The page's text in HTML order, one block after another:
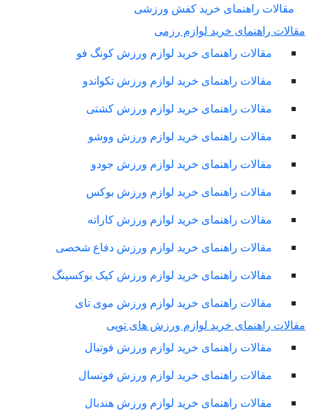
مقالات راهنمای خرید کفش ورزشی
راهنمای خرید لوازم رزمی
مقالات راهنمای خرید لوازم ورزش کونگ فو
مقالات راهنمای خرید لوازم ورزش تکواندو
مقالات راهنمای خرید لوازم ورزش کشتی
مقالات راهنمای خرید لوازم ورزش ووشو
مقالات راهنمای خرید لوازم ورزش جودو
مقالات راهنمای خرید لوازم ورزش بوکس
مقالات راهنمای خرید لوازم ورزش کاراته
مقالات راهنمای خرید لوازم ورزش دفاع شخصی
مقالات راهنمای خرید لوازم ورزش کیک بوکسینگ
مقالات راهنمای خرید لوازم ورزش موی تای
راهنمای خرید لوازم ورزش های توپی
مقالات راهنمای خرید لوازم ورزش فوتبال
مقالات راهنمای خرید لوازم ورزش فوتسال
مقالات راهنمای خرید لوازم ورزش هندبال